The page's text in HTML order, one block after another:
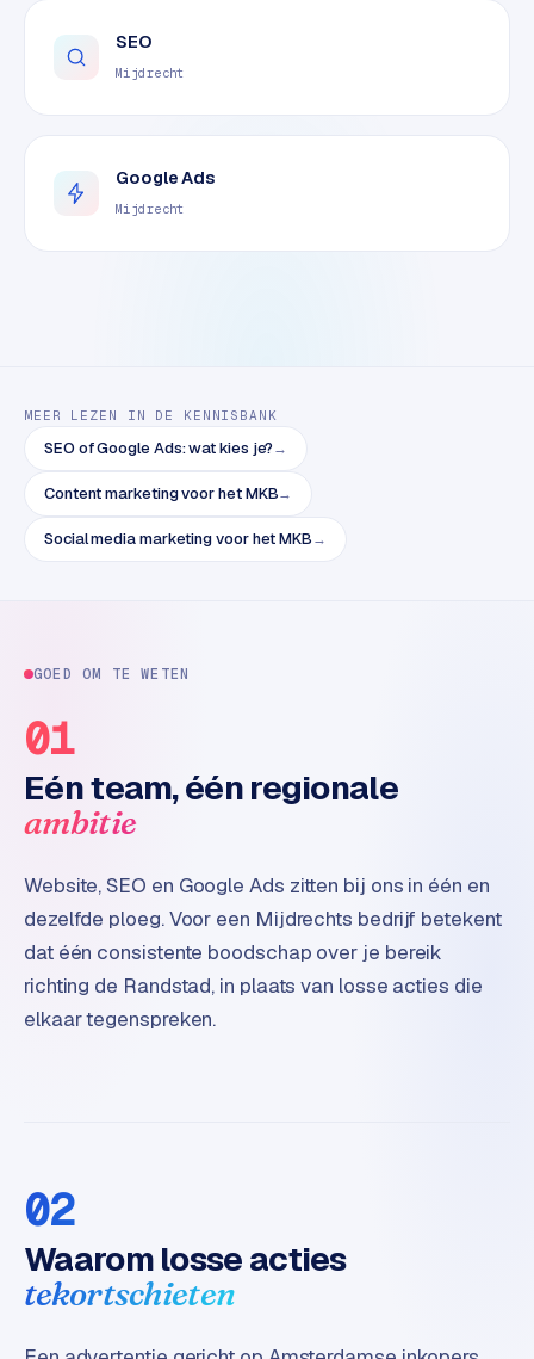
m
BRANCHE-
F
e
t
w
n
k
e
o
o
n
e
i
e
u
r
I
SEO
Mijdrecht
Google Ads
Mijdrecht
MEER LEZEN IN DE KENNISBANK
SEO of Google Ads: wat kies je?→
Content marketing voor het MKB→
Social media marketing voor het MKB→
GOED OM TE WETEN
01
Eén team, één regionale
ambitie
Website, SEO en Google Ads zitten bij ons in één en
dezelfde ploeg. Voor een Mijdrechts bedrijf betekent
dat één consistente boodschap over je bereik
richting de Randstad, in plaats van losse acties die
elkaar tegenspreken.
02
Waarom losse acties
tekortschieten